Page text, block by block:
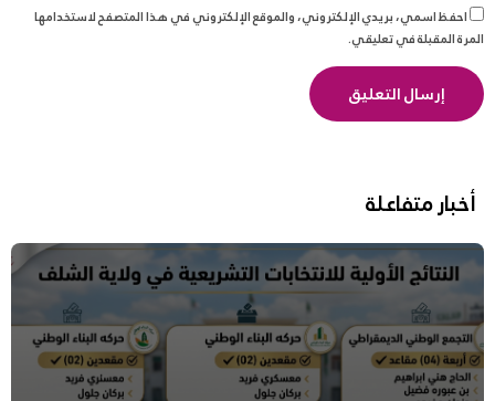
احفظ اسمي، بريدي الإلكتروني، والموقع الإلكتروني في هذا المتصفح لاستخدامها
المرة المقبلة في تعليقي.
أخبار متفاعلة